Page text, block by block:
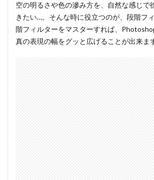
空の明るさや色の滲み方を、自然な感じで
きたい…。そんな時に役立つのが、段階フ
階フィルターをマスターすれば、
真の表現の幅をグッと広げることが出来ま